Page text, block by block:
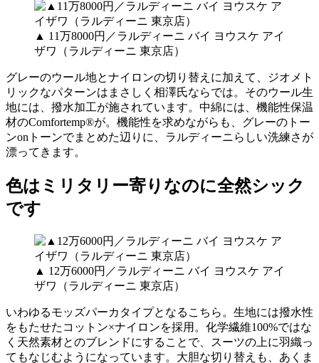
▲ 11万8000円／ラルディーニ バイ ヨウスケ アイ
ザワ（ラルディーニ 東京店）
グレーのウール地とナイロンの切り替えに加えて、ジオメト
リックなパターンはまさしく相澤氏ならでは。そのウール生
地には、撥水加工が施されています。中綿には、機能性保温
材のComfortemp®が。機能性を求めながらも、グレーのトー
ンonトーンでまとめた辺りに、ラルディーニらしい洗練さが
漂ってきます。
色はミリタリー寄りなのに全然シック
です
▲ 12万6000円／ラルディーニ バイ ヨウスケ アイ
ザワ（ラルディーニ 東京店）
いわゆるモッズパーカタイプとなるこちら。生地には撥水性
をもたせたコットン×ナイロンを採用。化学繊維100%ではな
く天然素材とのブレンドにすることで、スーツの上に羽織っ
てもなじむようになっています。大胆な切り替えも、あくま